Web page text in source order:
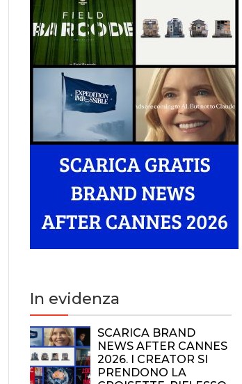
In evidenza
SCARICA BRAND
NEWS AFTER CANNES
2026. I CREATOR SI
PRENDONO LA